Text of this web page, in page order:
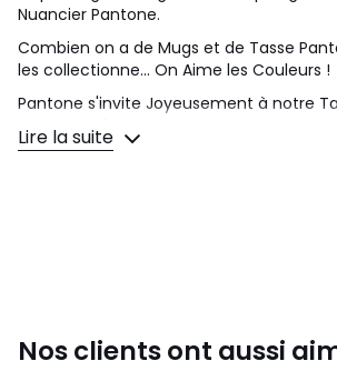
Nuancier Pantone.
Combien on a de Mugs et de Tasse
les collectionne... On Aime les Couleurs !
Pantone s'invite Joyeusement à notre
Tasses et de Mugs !
Violet 519, Aubergine 229c, Bleu 286c,
13-1023, Rose 10412, Noir 419c, Rouge
Lire la suite
Nos clients ont aussi